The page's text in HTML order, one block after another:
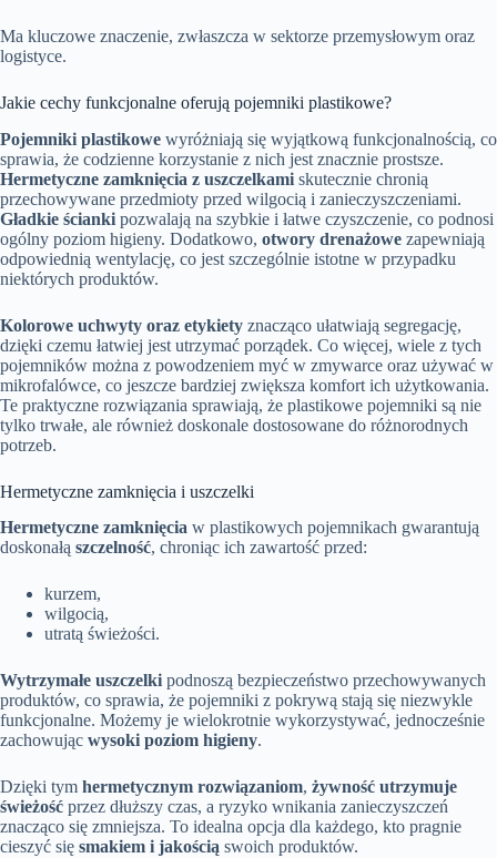
Ma kluczowe znaczenie, zwłaszcza w sektorze przemysłowym oraz
logistyce.
Jakie cechy funkcjonalne oferują pojemniki plastikowe?
Pojemniki plastikowe wyróżniają się wyjątkową funkcjonalnością, co
sprawia, że codzienne korzystanie z nich jest znacznie prostsze.
Hermetyczne zamknięcia z uszczelkami skutecznie chronią
przechowywane przedmioty przed wilgocią i zanieczyszczeniami.
Gładkie ścianki pozwalają na szybkie i łatwe czyszczenie, co podnosi
ogólny poziom higieny. Dodatkowo, otwory drenażowe zapewniają
odpowiednią wentylację, co jest szczególnie istotne w przypadku
niektórych produktów.
Kolorowe uchwyty oraz etykiety znacząco ułatwiają segregację,
dzięki czemu łatwiej jest utrzymać porządek. Co więcej, wiele z tych
pojemników można z powodzeniem myć w zmywarce oraz używać w
mikrofalówce, co jeszcze bardziej zwiększa komfort ich użytkowania.
Te praktyczne rozwiązania sprawiają, że plastikowe pojemniki są nie
tylko trwałe, ale również doskonale dostosowane do różnorodnych
potrzeb.
Hermetyczne zamknięcia i uszczelki
Hermetyczne zamknięcia w plastikowych pojemnikach gwarantują
doskonałą szczelność, chroniąc ich zawartość przed:
kurzem,
wilgocią,
utratą świeżości.
Wytrzymałe uszczelki podnoszą bezpieczeństwo przechowywanych
produktów, co sprawia, że pojemniki z pokrywą stają się niezwykle
funkcjonalne. Możemy je wielokrotnie wykorzystywać, jednocześnie
zachowując wysoki poziom higieny.
Dzięki tym hermetycznym rozwiązaniom, żywność utrzymuje
świeżość przez dłuższy czas, a ryzyko wnikania zanieczyszczeń
znacząco się zmniejsza. To idealna opcja dla każdego, kto pragnie
cieszyć się smakiem i jakością swoich produktów.